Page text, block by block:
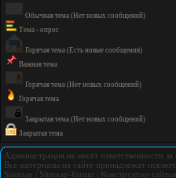
Обычная тема (Нет новых сообщений)
Тема - опрос
Горячая тема (Есть новые сообщения)
Важная тема
Горячая тема (Нет новых сообщений)
Горячая тема
Закрытая тема (Нет новых сообщений)
Закрытая тема
Администрация не несёт ответственности
Все материалы на сайте принадлежат
Sitemap
Sitemap-forum Конструктор сайтов